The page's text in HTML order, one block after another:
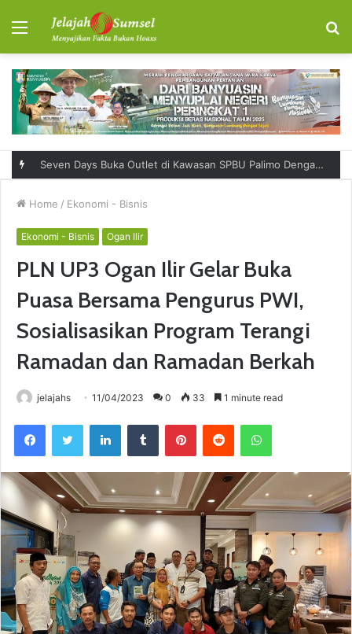
Menu
Seven Days Buka Outlet di Kawasan SPBU Palimo Dengan Konsep One Stop Hangout Destination
Home / Ekonomi - Bisnis
Ekonomi - Bisnis Ogan Ilir
PLN UP3 Ogan Ilir Gelar Buka
Puasa Bersama Pengurus PWI,
Sosialisasikan Program Terangi
Ramadan dan Ramadan Berkah
jelajahs 11/04/2023 0 33 1 minute read